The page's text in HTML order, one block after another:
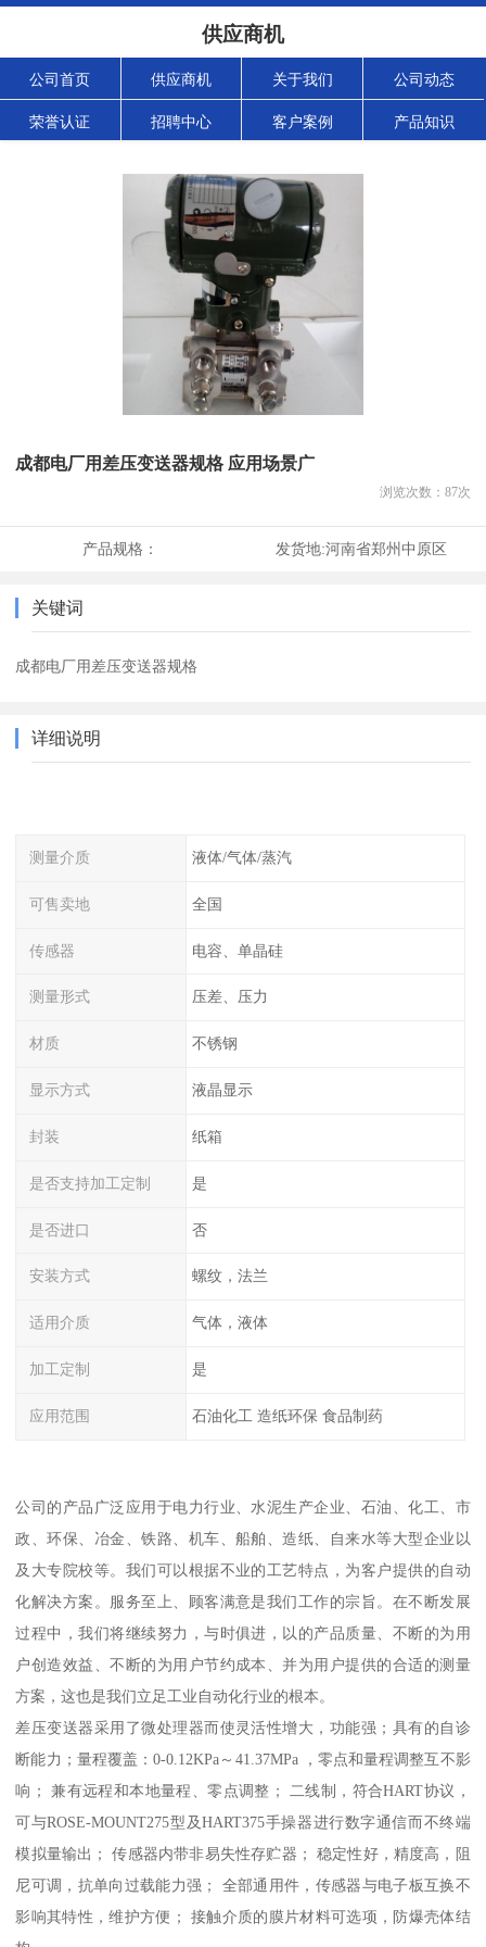
供应商机
公司首页 供应商机 关于我们 公司动态
荣誉认证 招聘中心 客户案例 产品知识
成都电厂用差压变送器规格 应用场景广
浏览次数： 87次
产品规格： 发货地:河南省郑州中原区
关键词
成都电厂用差压变送器规格
详细说明
测量介质 液体/气体/蒸汽
可售卖地 全国
传感器 电容、单晶硅
测量形式 压差、压力
材质 不锈钢
显示方式 液晶显示
封装 纸箱
是否支持加工定制 是
是否进口 否
安装方式 螺纹，法兰
适用介质 气体，液体
加工定制 是
应用范围 石油化工 造纸环保 食品制药
公司的产品广泛应用于电力行业、水泥生产企业、石油、化工、市
政、环保、冶金、铁路、机车、船舶、造纸、自来水等大型企业以
及大专院校等。我们可以根据不业的工艺特点，为客户提供的自动
化解决方案。服务至上、顾客满意是我们工作的宗旨。在不断发展
过程中，我们将继续努力，与时俱进，以的产品质量、不断的为用
户创造效益、不断的为用户节约成本、并为用户提供的合适的测量
方案，这也是我们立足工业自动化行业的根本。
差压变送器采用了微处理器而使灵活性增大，功能强；具有的自诊
断能力；量程覆盖：0-0.12KPa～41.37MPa ，零点和量程调整互不影
响； 兼有远程和本地量程、零点调整； 二线制，符合HART协议，
可与ROSE-MOUNT275型及HART375手操器进行数字通信而不终端
模拟量输出； 传感器内带非易失性存贮器； 稳定性好，精度高，阻
尼可调，抗单向过载能力强； 全部通用件，传感器与电子板互换不
影响其特性，维护方便； 接触介质的膜片材料可选项，防爆壳体结